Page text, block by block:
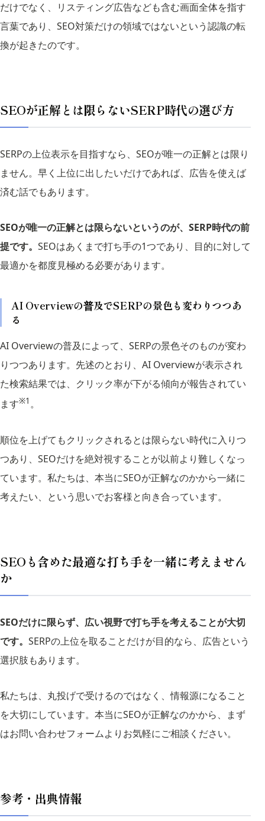
だけでなく、リスティング広告なども含む画面全体を指す
言葉であり、SEO対策だけの領域ではないという認識の転
換が起きたのです。
SEOが正解とは限らないSERP時代の選び方
SERPの上位表示を目指すなら、SEOが唯一の正解とは限り
ません。早く上位に出したいだけであれば、広告を使えば
済む話でもあります。
SEOが唯一の正解とは限らないというのが、SERP時代の前
提です。 SEOはあくまで打ち手の1つであり、目的に対して
最適かを都度見極める必要があります。
AI Overviewの普及でSERPの景色も変わりつつあ
る
AI Overviewの普及によって、SERPの景色そのものが変わ
りつつあります。先述のとおり、AI Overviewが表示され
た検索結果では、クリック率が下がる傾向が報告されてい
ます※1 。
順位を上げてもクリックされるとは限らない時代に入りつ
つあり、SEOだけを絶対視することが以前より難しくなっ
ています。私たちは、本当にSEOが正解なのかから一緒に
考えたい、という思いでお客様と向き合っています。
SEOも含めた最適な打ち手を一緒に考えません
か
SEOだけに限らず、広い視野で打ち手を考えることが大切
です。 SERPの上位を取ることだけが目的なら、広告という
選択肢もあります。
私たちは、丸投げで受けるのではなく、情報源になること
を大切にしています。本当にSEOが正解なのかから、まず
はお問い合わせフォームよりお気軽にご相談ください。
参考・出典情報